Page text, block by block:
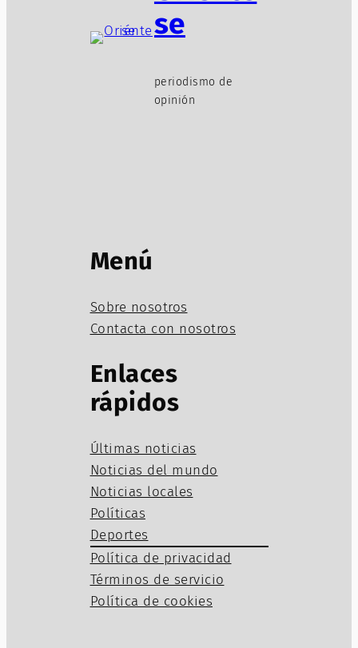
se
periodismo de
opinión
Menú
Sobre nosotros
Contacta con nosotros
Enlaces
rápidos
Últimas noticias
Noticias del mundo
Noticias locales
Políticas
Deportes
Política de privacidad
Términos de servicio
Política de cookies